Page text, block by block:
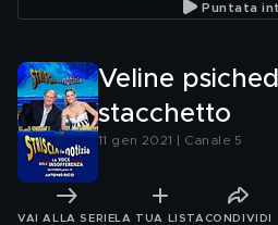
Puntata
Veline
stacchetto
11 gen 2021 | Canale 5
VAI ALLA SERIE LA TUA LISTA CONDIVIDI